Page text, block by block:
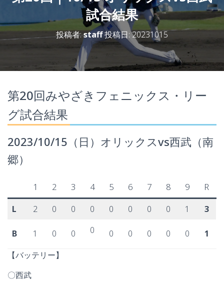
試合結果
投稿者:staff投稿日:20231015
第20回みやざきフェニックス・リー
グ試合結果
2023/10/15（日）オリックスvs西武（南
郷）
1 2 3 4 5 6 7 8 9 R
L 2 0 0 0 0 0 0 0 1 3
B 1 0 0 0 0 0 0 0 0
1
【バッテリー】
〇西武